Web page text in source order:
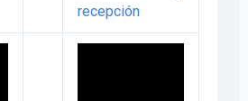
recepción